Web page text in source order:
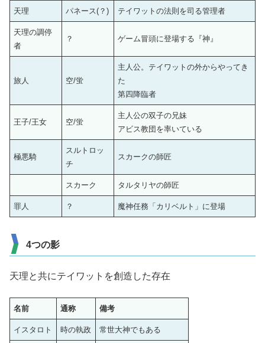
天理 パネース(？) テイワットの法則を司る管理者
天理の調停
者
？ ゲーム冒頭に登場する『神』
旅人 空/蛍
主人公。テイワットの外からやってき
た
第四降臨者
王子/王女 空/蛍
主人公の双子の兄妹
アビス教団を率いている
極悪騎
スルトロッ
チ
スカークの師匠
スカーク タルタリヤの師匠
罪人 ？ 魔神任務「カリベルト」に登場
4つの影
天理と共にテイワットを創造した存在
名前 通称 備考
イスタロト 時の執政 常世大神でもある